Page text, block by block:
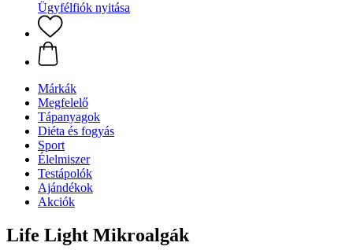
Ügyfélfiók nyitása
Márkák
Megfelelő
Tápanyagok
Diéta és fogyás
Sport
Élelmiszer
Testápolók
Ajándékok
Akciók
Life Light Mikroalgák